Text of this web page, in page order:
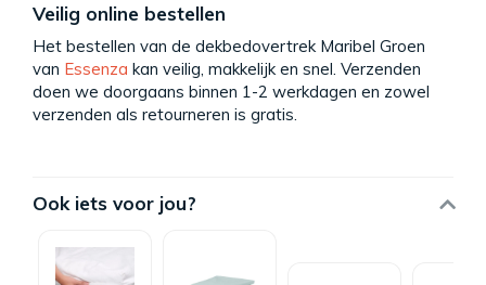
Veilig online bestellen
Het bestellen van de dekbedovertrek Maribel Groen
van Essenza kan veilig, makkelijk en snel. Verzenden
doen we doorgaans binnen 1-2 werkdagen en zowel
verzenden als retourneren is gratis.
Ook iets voor jou?